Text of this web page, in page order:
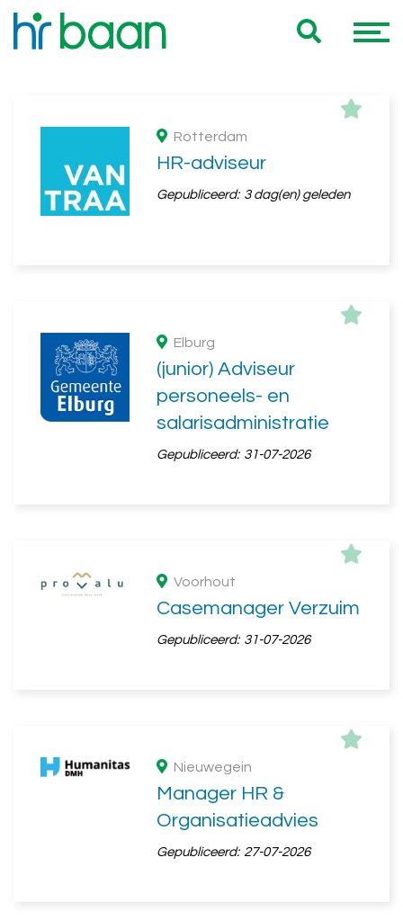
Onze 8 HR jobs voor jou
Rotterdam
HR-adviseur
Gepubliceerd: 3 dag(en) geleden
Elburg
(junior) Adviseur
personeels- en
salarisadministratie
Gepubliceerd: 31-07-2026
Voorhout
Casemanager Verzuim
Gepubliceerd: 31-07-2026
Nieuwegein
Manager HR &
Organisatieadvies
Gepubliceerd: 27-07-2026